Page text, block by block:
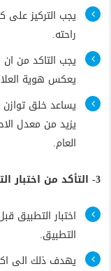
يجب التركيز
راحته.
يجب التاكد من
يعكس هوية
يساعد خلق توازن
يزيد من معدل
العام.
3- التأكد من اختبار التطبيق قبل انطلاقه
اختبار التطبيق
التطبيق.
يهدف ذلك الى